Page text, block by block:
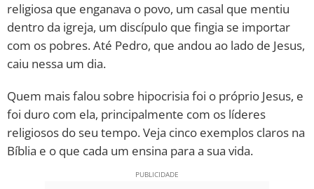
SALMO DO DIA
DEVOCIONAL DIÁRIO
ESTUDOS BÍBLICOS
ESBOÇOS DE PREGAÇÃO
religiosa que enganava o povo, um casal que mentiu
dentro da igreja, um discípulo que fingia se importar
com os pobres. Até Pedro, que andou ao lado de Jesus,
caiu nessa um dia.
Quem mais falou sobre hipocrisia foi o próprio Jesus, e
foi duro com ela, principalmente com os líderes
religiosos do seu tempo. Veja cinco exemplos claros na
Bíblia e o que cada um ensina para a sua vida.